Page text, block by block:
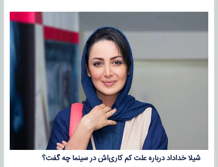
شیلا خداداد درباره علت کم کاری‌اش در سینما چه گفت؟